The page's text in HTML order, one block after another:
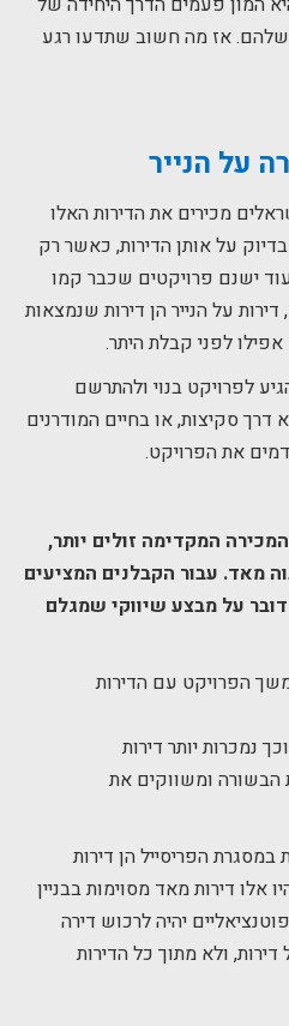
אז מה חשוב שתדעו רגע
על הנייר
מכירים את הדירות האלו
על אותן הדירות, כאשר רק
ישנם פרויקטים שכבר קמו
על הנייר הן דירות שנמצאות
לפני קבלת היתר.
לפרויקט בנוי ולהתרשם
סקיצות, או בחיים המודרנים
את הפרויקט.
המקדימה זולים יותר,
מאד. עבור הקבלנים המציעים
על מבצע שיווקי שמגלם
הפרויקט עם הדירות
נמכרות יותר דירות
ומשווקים את
במסגרת הפריסייל הן דירות
אלו דירות מאד מסוימות בבניין
יהיה לרכוש דירה
ולא מתוך כל הדירות